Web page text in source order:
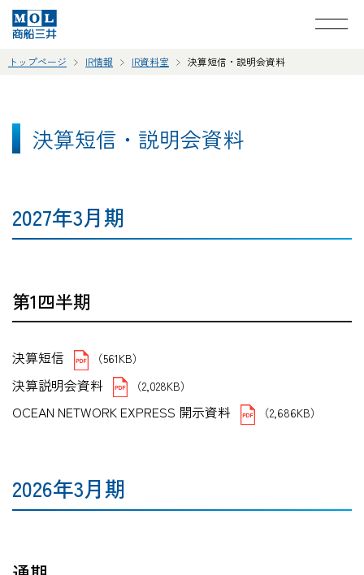
トップページ IR情報 IR資料室 決算短信・説明会資料
決算短信・説明会資料
2027年3月期
第1四半期
決算短信 （561KB）
決算説明会資料 （2,028KB）
OCEAN NETWORK EXPRESS 開示資料 （2,686KB）
2026年3月期